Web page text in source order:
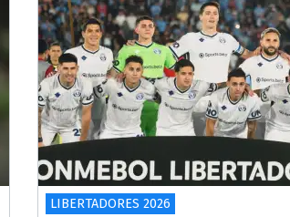
LIBERTADORES 2026